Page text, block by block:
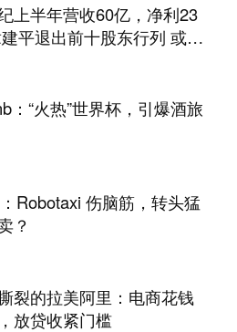
上半年营收60亿，净利23
平退出前十股东行列 或套
：“火热”世界杯，引爆酒旅
Robotaxi 伤脑筋，转头猛
？
裂的拉美阿里：电商花钱
放贷收紧门槛